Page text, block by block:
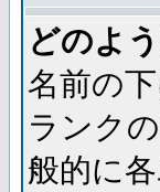
どのよ
名前の
ランク
般的に